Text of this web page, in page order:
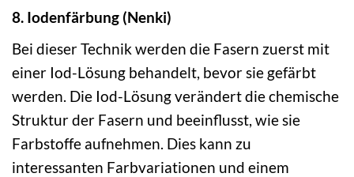
8. Iodenfärbung (Nenki)
Bei dieser Technik werden die Fasern zuerst mit
einer Iod-Lösung behandelt, bevor sie gefärbt
werden. Die Iod-Lösung verändert die chemische
Struktur der Fasern und beeinflusst, wie sie
Farbstoffe aufnehmen. Dies kann zu
interessanten Farbvariationen und einem